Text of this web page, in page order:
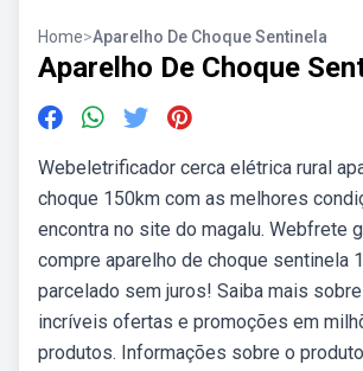
Home>Aparelho De Choque Sentinela
Aparelho De Choque
Webeletrificador cerca elétrica rural
choque 150km com as melhores
encontra no site do magalu. Webfrete
compre aparelho de choque sentinela
parcelado sem juros! Saiba mais
incríveis ofertas e promoções em
produtos. Informações sobre o